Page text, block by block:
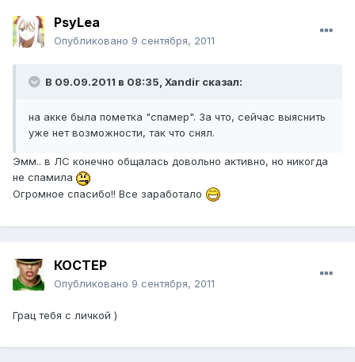
PsyLea
Опубликовано 9 сентября, 2011
В 09.09.2011 в 08:35, Xandir сказал:
на акке была пометка "спамер". За что, сейчас выяснить
уже нет возможности, так что снял.
Эмм.. в ЛС конечно общалась довольно активно, но никогда
не спамила
Огромное спасибо!! Все заработало
КОСТЕР
Опубликовано 9 сентября, 2011
Грац тебя с личкой )